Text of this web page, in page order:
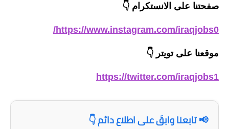
صفحتنا على الانستكرام 👇
https://www.instagram.com/iraqjobs0/
موقعنا على تويتر 👇
https://twitter.com/iraqjobs1
📢 تابعنا وابقَ على اطلاع دائم 👇